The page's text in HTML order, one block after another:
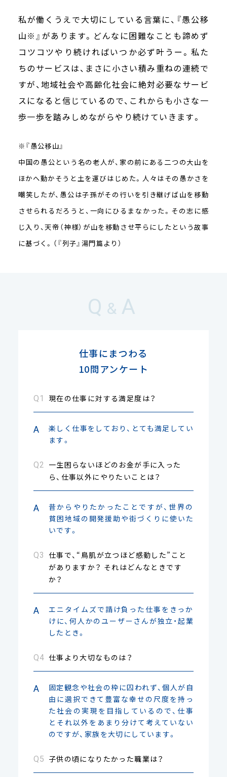
私が働くうえで大切にしている言葉に、『愚公移
山※』があります。どんなに困難なことも諦めず
コツコツやり続ければいつか必ず叶うー。私た
ちのサービスは、まさに小さい積み重ねの連続で
すが、地域社会や高齢化社会に絶対必要なサービ
スになると信じているので、これからも小さな一
歩一歩を踏みしめながらやり続けていきます。
※『愚公移山』
中国の愚公という名の老人が、家の前にある二つの大山を
ほかへ動かそうと土を運びはじめた。人々はその愚かさを
嘲笑したが、愚公は子孫がその行いを引き継げば山を移動
させられるだろうと、一向にひるまなかった。その志に感
じ入り、天帝（神様）が山を移動させ平らにしたという故事
に基づく。（『列子』湯門篇より）
Q & A
仕事にまつわる
10問アンケート
現在の仕事に対する満足度は？
楽しく仕事をしており、とても満足してい
ます。
一生困らないほどのお金が手に入った
ら、仕事以外にやりたいことは？
昔からやりたかったことですが、世界の
貧困地域の開発援助や街づくりに使いた
いです。
仕事で、“鳥肌が立つほど感動した”こと
がありますか？ それはどんなときです
か？
エニタイムズで請け負った仕事をきっか
けに、何人かのユーザーさんが独立・起業
したとき。
仕事より大切なものは？
固定観念や社会の枠に囚われず、個人が自
由に選択できて豊富な幸せの尺度を持っ
た社会の実現を目指しているので、仕事
とそれ以外をあまり分けて考えていない
のですが、家族を大切にしています。
子供の頃になりたかった職業は？